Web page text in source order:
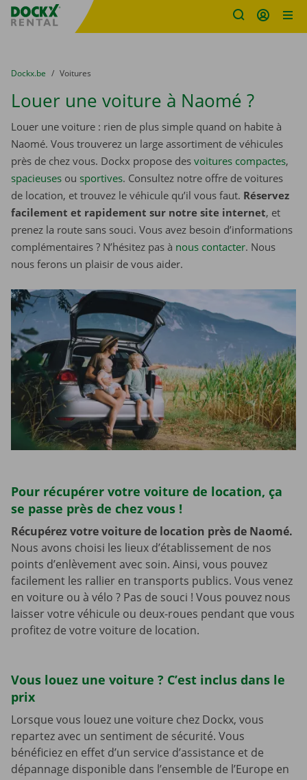
sitename
You are here:
du
Dockx.be to
Voitures
Louer une voiture à Naomé ?
Louer une voiture : rien de plus simple quand on habite à
Naomé. Vous trouverez un large assortiment de véhicules
près de chez vous. Dockx propose des voitures compactes,
spacieuses ou sportives. Consultez notre offre de voitures
de location, et trouvez le véhicule qu’il vous faut. Réservez
facilement et rapidement sur notre site internet, et
prenez la route sans souci. Vous avez besoin d’informations
complémentaires ? N’hésitez pas à nous contacter. Nous
nous ferons un plaisir de vous aider.
Pour récupérer votre voiture de location, ça
se passe près de chez vous !
Récupérez votre voiture de location près de Naomé.
Nous avons choisi les lieux d’établissement de nos
points d’enlèvement avec soin. Ainsi, vous pouvez
facilement les rallier en transports publics. Vous venez
en voiture ou à vélo ? Pas de souci ! Vous pouvez nous
laisser votre véhicule ou deux-roues pendant que vous
profitez de votre voiture de location.
Vous louez une voiture ? C’est inclus dans le
prix
Lorsque vous louez une voiture chez Dockx, vous
repartez avec un sentiment de sécurité. Vous
bénéficiez en effet d’un service d’assistance et de
dépannage disponible dans l’ensemble de l’Europe en